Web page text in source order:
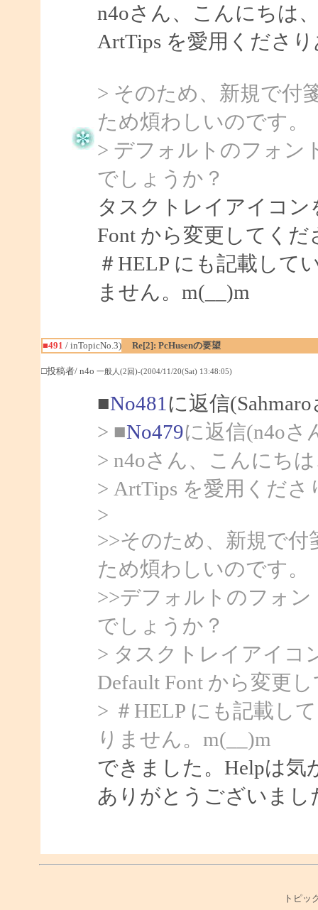
n4oさん、こんにちは
ArtTips を愛用くださ
> そのため、新規で付
ため煩わしいのです。
> デフォルトのフォン
でしょうか？
タスクトレイアイコン
Font から変更してくだ
＃HELP にも記載して
ません。m(__)m
■491 / inTopicNo.3) Re[2]: PcHusenの要望
□投稿者/ n4o 一般人(2回)-(2004/11/20(Sat) 13:48:05)
■No481 に返信
> ■No479に返信(n4oさ
> n4oさん、こんにち
> ArtTips を愛用くだ
>
>>そのため、新規で
ため煩わしいのです。
>>デフォルトのフォ
でしょうか？
> タスクトレイアイコ
Default Font から変更
> ＃HELP にも記載し
りません。m(__)m
できました。Helpは
ありがとうございまし
トピッ